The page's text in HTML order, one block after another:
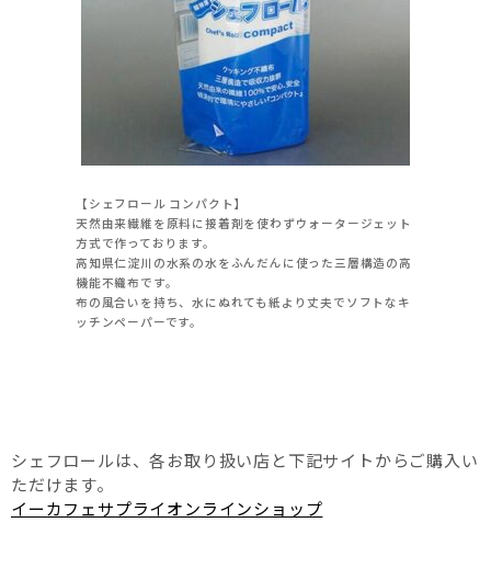
【シェフロール コンパクト】
天然由来繊維を原料に接着剤を使わずウォータージェット
方式で作っております。
高知県仁淀川の水系の水をふんだんに使った三層構造の高
機能不織布です。
布の風合いを持ち、水にぬれても紙より丈夫でソフトなキ
ッチンペーパーです。
シェフロールは、各お取り扱い店と下記サイトからご購入い
ただけます。
イーカフェサプライオンラインショップ